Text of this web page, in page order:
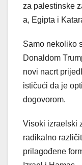
za palestinske
a, Egipta i
Samo nekoliko
Donaldom
novi nacrt
ističući da je
dogovorom.
Visoki izraelski
radikalno
prilagođene